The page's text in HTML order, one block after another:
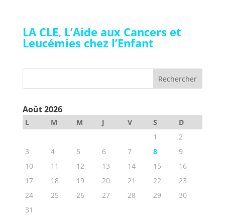
LA CLE, L’Aide aux Cancers et
Leucémies chez l’Enfant
Août 2026
L M M J V S
D
1
2
3
4 5 6 7 8
9
10
11 12 13 14 15
16
17
18 19 20 21 22
23
24
25 26 27 28 29
30
31